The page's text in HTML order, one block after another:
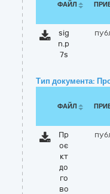
ФАЙЛ
sig
n.p
7s
Тип документа:
ФАЙЛ
Пр
оє
кт
до
го
во